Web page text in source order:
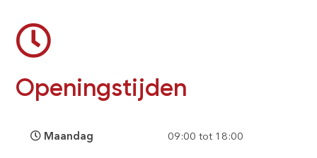
Openingstijden
Maandag 09:00 tot 18:00